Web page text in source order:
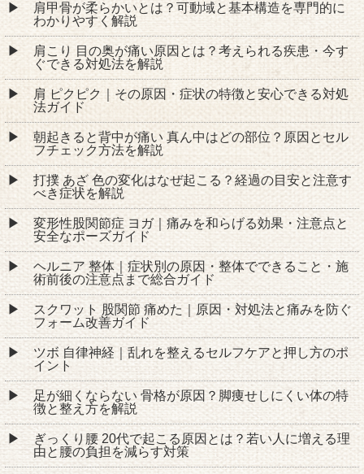
肩甲骨が柔らかいとは？可動域と基本構造を専門的に
わかりやすく解説
肩こり 目の奥が痛い原因とは？考えられる疾患・今す
ぐできる対処法を解説
肩 ピクピク｜その原因・症状の特徴と安心できる対処
法ガイド
朝起きると背中が痛い 真ん中はどの部位？原因とセル
フチェック方法を解説
打撲 あざ 色の変化はなぜ起こる？経過の目安と注意す
べき症状を解説
変形性股関節症 ヨガ｜痛みを和らげる効果・注意点と
安全なポーズガイド
ヘルニア 整体｜症状別の原因・整体でできること・施
術前後の注意点まで総合ガイド
スクワット 股関節 痛めた｜原因・対処法と痛みを防ぐ
フォーム改善ガイド
ツボ 自律神経｜乱れを整えるセルフケアと押し方のポ
イント
足が細くならない 骨格が原因？脚痩せしにくい体の特
徴と整え方を解説
ぎっくり腰 20代で起こる原因とは？若い人に増える理
由と腰の負担を減らす対策